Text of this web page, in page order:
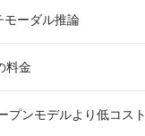
モーダル推論
料金
プンモデルより低コスト